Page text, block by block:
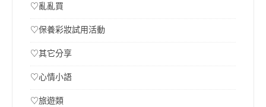
♡亂亂買
♡保養彩妝試用活動
♡其它分享
♡心情小語
♡旅遊類